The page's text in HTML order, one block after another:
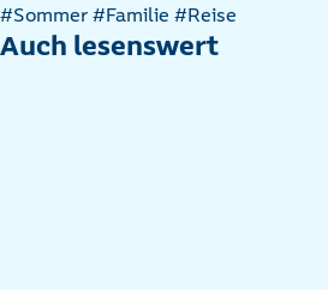
Artikel
nach
#Sommer #Familie #Reise
Auch lesenswert